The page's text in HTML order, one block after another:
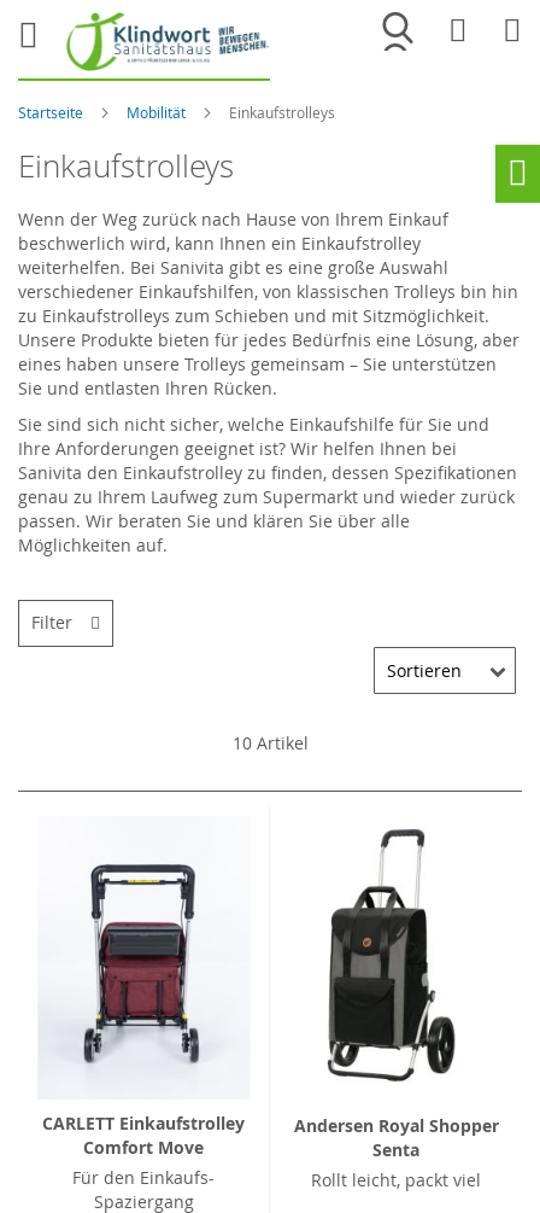
Merkliste
Startseite Mobilität Einkaufstrolleys
Einkaufstrolleys
Wenn der Weg zurück nach Hause von Ihrem Einkauf
beschwerlich wird, kann Ihnen ein Einkaufstrolley
weiterhelfen. Bei Sanivita gibt es eine große Auswahl
verschiedener Einkaufshilfen, von klassischen Trolleys bin hin
zu Einkaufstrolleys zum Schieben und mit Sitzmöglichkeit.
Unsere Produkte bieten für jedes Bedürfnis eine Lösung, aber
eines haben unsere Trolleys gemeinsam – Sie unterstützen
Sie und entlasten Ihren Rücken.
Sie sind sich nicht sicher, welche Einkaufshilfe für Sie und
Ihre Anforderungen geeignet ist? Wir helfen Ihnen bei
Sanivita den Einkaufstrolley zu finden, dessen Spezifikationen
genau zu Ihrem Laufweg zum Supermarkt und wieder zurück
passen. Wir beraten Sie und klären Sie über alle
Möglichkeiten auf.
10Artikel
CARLETT Einkaufstrolley
Comfort Move
Für den Einkaufs-
Spaziergang
Andersen Royal Shopper
Senta
Rollt leicht, packt viel
Filter